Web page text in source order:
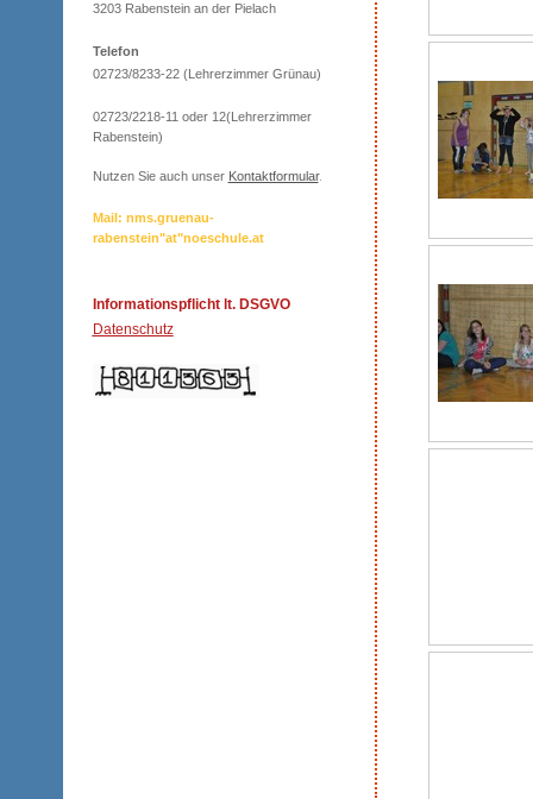
3203 Rabenstein an der Pielach
Telefon
02723/8233-22 (Lehrerzimmer Grünau)
02723/2218-11 oder 12(Lehrerzimmer
Rabenstein)
Nutzen Sie auch unser Kontaktformular.
Mail: nms.gruenau-
rabenstein"at"noeschule.at
Informationspflicht lt. DSGVO
Datenschutz